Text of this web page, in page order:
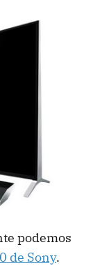
podemos
de Sony.